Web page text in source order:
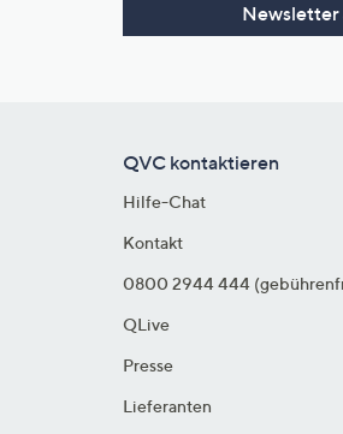
Newsletter
QVC kontaktieren
Hilfe-Chat
Kontakt
0800 2944 444
QLive
Presse
Lieferanten